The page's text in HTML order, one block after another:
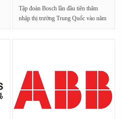
Tập đoàn Bosch lần đầu tiên thâm
nhập thị trường Trung Quốc vào năm